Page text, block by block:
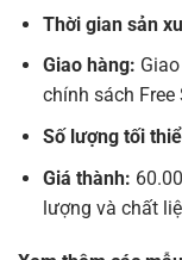
Thời gian sản
Giao hàng:
chính sách Free
Số lượng tối
Giá thành:
lượng và chất